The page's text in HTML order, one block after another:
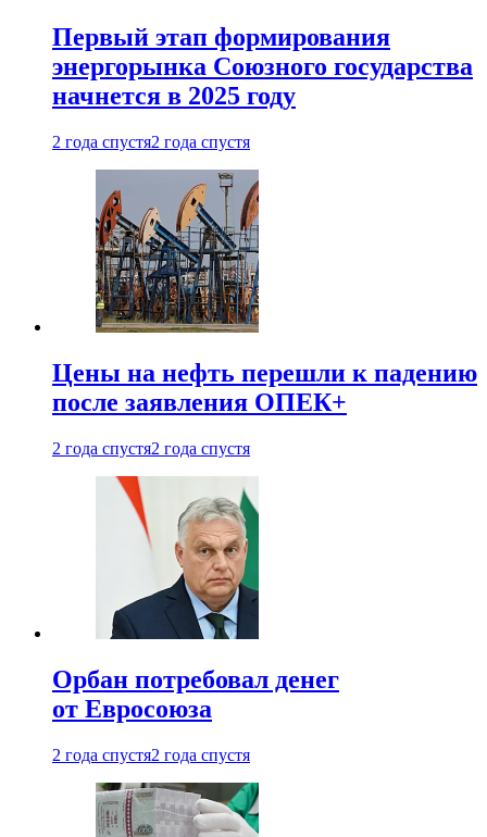
Первый этап формирования
энергорынка Союзного государства
начнется в 2025 году
2 года спустя2 года спустя
Цены на нефть перешли к падению
после заявления ОПЕК+
2 года спустя2 года спустя
Орбан потребовал денег
от Евросоюза
2 года спустя2 года спустя